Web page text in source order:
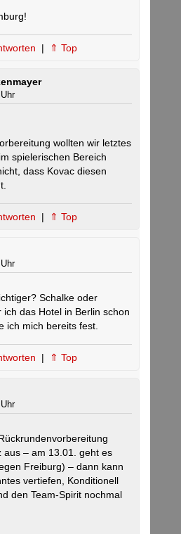
| ⇑ Top
wollten wir letztes
spielerischen Bereich
dass Kovac diesen
| ⇑ Top
Schalke oder
ich das Hotel in Berlin schon
ich mich bereits fest.
| ⇑ Top
aus – am 13.01. geht es
Freiburg) – dann kann
vertiefen, Konditionell
den Team-Spirit nochmal